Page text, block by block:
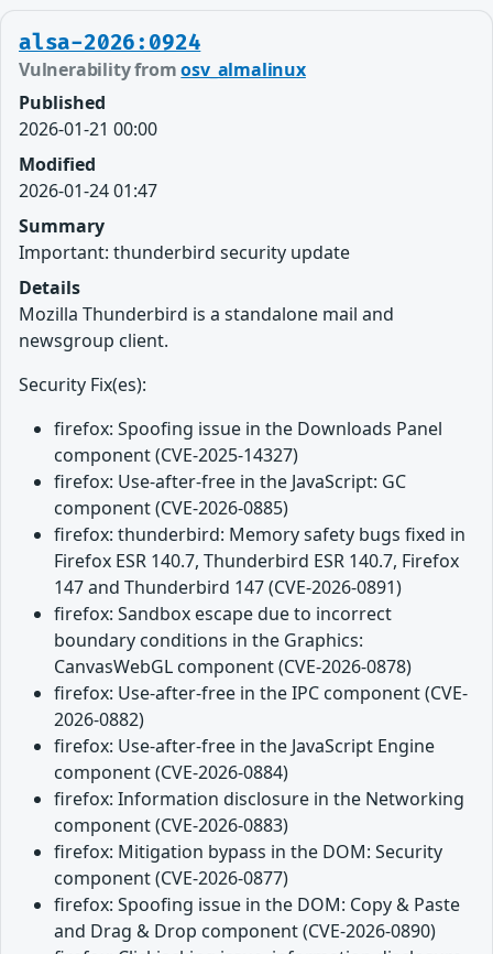
alsa-2026:0924
Vulnerability fromosv_almalinux
Published
2026-01-21 00:00
Modified
2026-01-24 01:47
Summary
Important: thunderbird security update
Details
Mozilla Thunderbird is a standalone mail and
newsgroup client.
Security Fix(es):
firefox: Spoofing issue in the Downloads Panel
component (CVE-2025-14327)
firefox: Use-after-free in the JavaScript: GC
component (CVE-2026-0885)
firefox: thunderbird: Memory safety bugs fixed in
Firefox ESR 140.7, Thunderbird ESR 140.7, Firefox
147 and Thunderbird 147 (CVE-2026-0891)
firefox: Sandbox escape due to incorrect
boundary conditions in the Graphics:
CanvasWebGL component (CVE-2026-0878)
firefox: Use-after-free in the IPC component (CVE-
2026-0882)
firefox: Use-after-free in the JavaScript Engine
component (CVE-2026-0884)
firefox: Information disclosure in the Networking
component (CVE-2026-0883)
firefox: Mitigation bypass in the DOM: Security
component (CVE-2026-0877)
firefox: Spoofing issue in the DOM: Copy & Paste
and Drag & Drop component (CVE-2026-0890)